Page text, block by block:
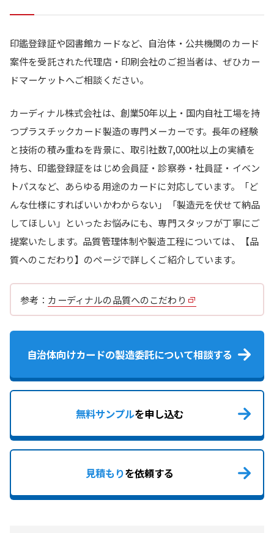
印鑑登録証や図書館カードなど、自治体・公共機関のカード
案件を受託された代理店・印刷会社のご担当者は、ぜひカー
ドマーケットへご相談ください。
カーディナル株式会社は、創業50年以上・国内自社工場を持
つプラスチックカード製造の専門メーカーです。長年の経験
と技術の積み重ねを背景に、取引社数7,000社以上の実績を
持ち、印鑑登録証をはじめ会員証・診察券・社員証・イベン
トパスなど、あらゆる用途のカードに対応しています。「ど
んな仕様にすればいいかわからない」「製造元を伏せて納品
してほしい」といったお悩みにも、専門スタッフが丁寧にご
提案いたします。品質管理体制や製造工程については、【品
質へのこだわり】のページで詳しくご紹介しています。
参考： カーディナルの品質へのこだわり
自治体向けカードの製造委託について相談する
無料サンプルを申し込む
見積もりを依頼する